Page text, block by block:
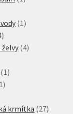
1 1
4
produkty
44
1 1
1 1
krmítka 2727